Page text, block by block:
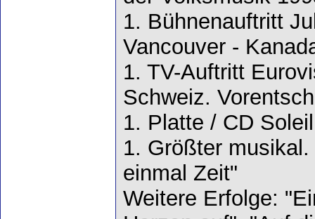
1. Bühnenauftritt
Vancouver -
1. TV-Auftritt
Schweiz.
1. Platte / CD
1. Größter
einmal Zeit"
Weitere Erfolge: